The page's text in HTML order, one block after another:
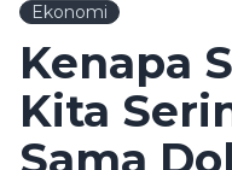
Ekonomi
Kenapa
Kita
Sama